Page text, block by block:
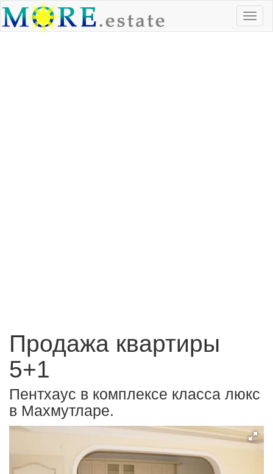
Продажа квартиры
5+1
Пентхаус в комплексе класса люкс
в Махмутларе.